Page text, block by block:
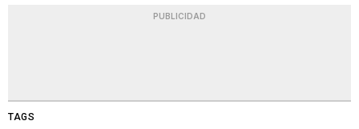
PUBLICIDAD
TAGS